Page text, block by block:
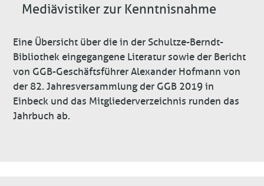
Mediävistiker zur Kenntnisnahme
Eine Übersicht über die in der Schultze-Berndt-
Bibliothek eingegangene Literatur sowie der Bericht
von GGB-Geschäftsführer Alexander Hofmann von
der 82. Jahresversammlung der GGB 2019 in
Einbeck und das Mitgliederverzeichnis runden das
Jahrbuch ab.